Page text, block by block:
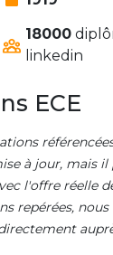
18000
linkedin
ECE
à jour, mais
l'offre réelle
repérées,